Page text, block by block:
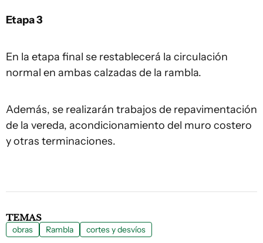
Etapa 3
En la etapa final se restablecerá la circulación
normal en ambas calzadas de la rambla.
Además, se realizarán trabajos de repavimentación
de la vereda, acondicionamiento del muro costero
y otras terminaciones.
TEMAS
obras Rambla cortes y desvíos